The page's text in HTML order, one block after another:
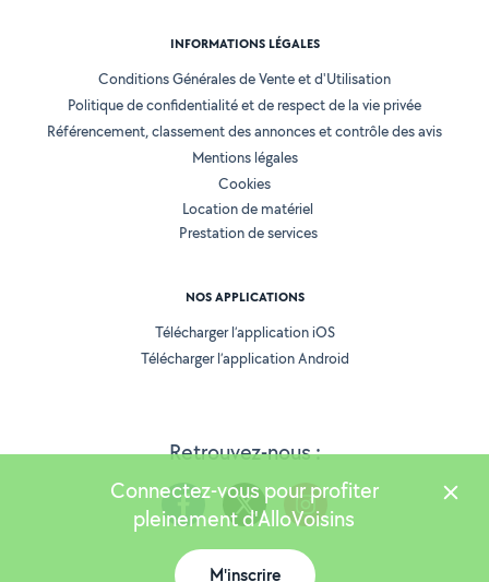
Retrouvez-nous :
INFORMATIONS LÉGALES
Conditions Générales de Vente et d'Utilisation
Politique de confidentialité et de respect de la vie privée
Référencement, classement des annonces et contrôle des avis
Mentions légales
Cookies
Location de matériel
Prestation de services
NOS APPLICATIONS
Télécharger l’application iOS
Télécharger l’application Android
Version 25.5.3
Connectez-vous pour profiter
pleinement d'AlloVoisins
M'inscrire